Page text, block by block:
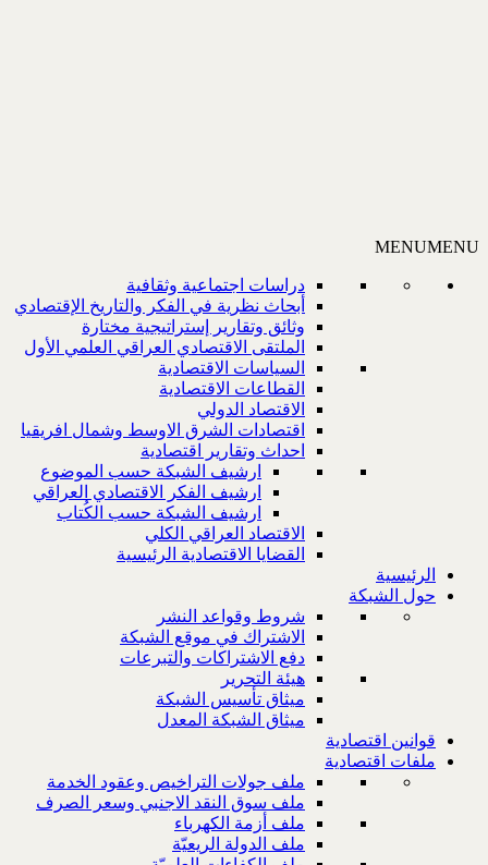
MENUMENU
دراسات اجتماعية وثقافية
أبحاث نظرية في الفكر والتاريخ الإقتصادي
وثائق وتقارير إستراتيجية مختارة
الملتقى الاقتصادي العراقي العلمي الأول
السياسات الاقتصادية
القطاعات الاقتصادية
الاقتصاد الدولي
اقتصادات الشرق الاوسط وشمال افريقيا
احداث وتقارير اقتصادية
ارشيف الشبكة حسب الموضوع
ارشيف الفكر الاقتصادي العراقي
ارشيف الشبكة حسب الكُتاب
الاقتصاد العراقي الكلي
القضايا الاقتصادية الرئيسية
الرئيسية
حول الشبكة
شروط وقواعد النشر
الاشتراك في موقع الشبكة
دفع الاشتراكات والتبرعات
هيئة التحرير
ميثاق تأسيس الشبكة
ميثاق الشبكة المعدل
قوانين اقتصادية
ملفات اقتصادية
ملف جولات التراخيص وعقود الخدمة
ملف سوق النقد الاجنبي وسعر الصرف
ملف أزمة الكهرباء
ملف الدولة الريعيّة